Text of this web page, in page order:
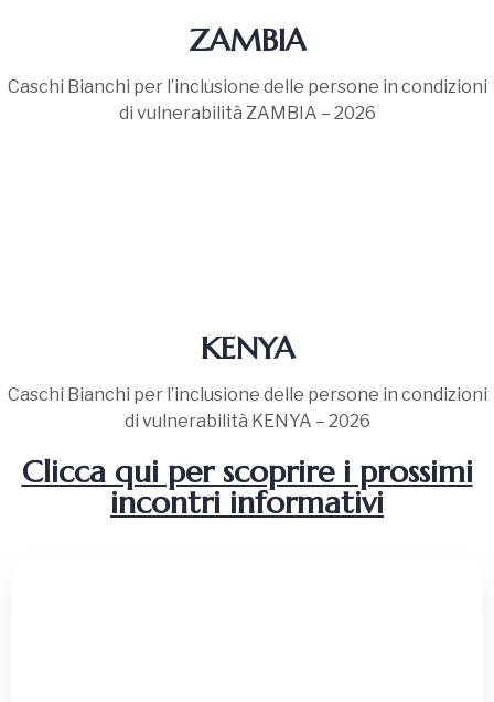
ZAMBIA
Caschi Bianchi per l’inclusione delle persone in condizioni
di vulnerabilità ZAMBIA – 2026
KENYA
Caschi Bianchi per l’inclusione delle persone in condizioni
di vulnerabilità KENYA – 2026
Clicca qui per scoprire i prossimi
incontri informativi